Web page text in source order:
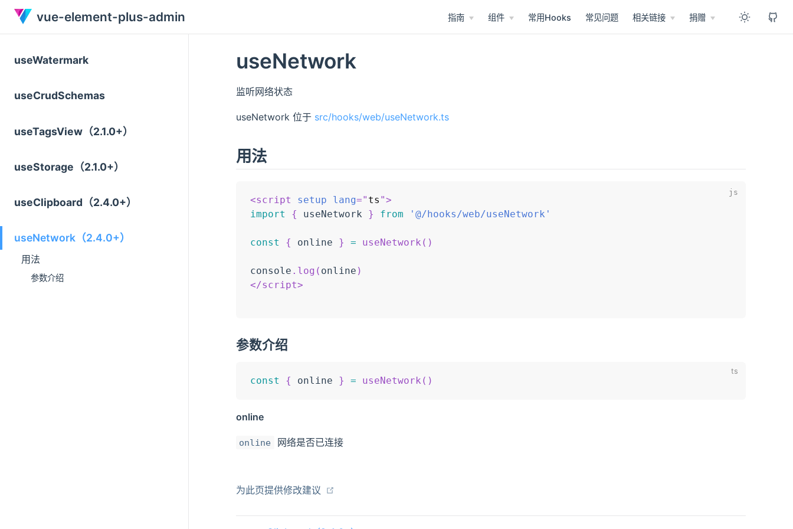
vue-element-plus-admin 指南 组件 常用Hooks 常见问题 相关链接 捐赠
useWatermark
useCrudSchemas
useTagsView（2.1.0+）
useStorage（2.1.0+）
useClipboard（2.4.0+）
useNetwork（2.4.0+）
用法
参数介绍
useNetwork
监听网络状态
useNetwork 位于 src/hooks/web/useNetwork.ts
用法
<script setup lang=" ts ">
import
{ useNetwork } from '@/hooks/web/useNetwork'
const { online } = useNetwork ( )
console . log ( online )
</script>
参数介绍
const { online } = useNetwork ( )
online
online 网络是否已连接
为此页提供修改建议